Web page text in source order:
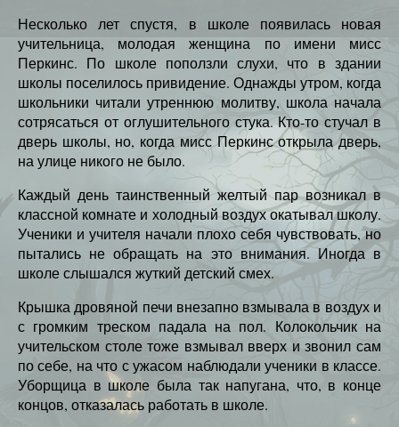
Несколько лет спустя, в школе появилась новая
учительница, молодая женщина по имени мисс
Перкинс. По школе поползли слухи, что в здании
школы поселилось привидение. Однажды утром, когда
школьники читали утреннюю молитву, школа начала
сотрясаться от оглушительного стука. Кто-то стучал в
дверь школы, но, когда мисс Перкинс открыла дверь,
на улице никого не было.
Каждый день таинственный желтый пар возникал в
классной комнате и холодный воздух окатывал школу.
Ученики и учителя начали плохо себя чувствовать, но
пытались не обращать на это внимания. Иногда в
школе слышался жуткий детский смех.
Крышка дровяной печи внезапно взмывала в воздух и
с громким треском падала на пол. Колокольчик на
учительском столе тоже взмывал вверх и звонил сам
по себе, на что с ужасом наблюдали ученики в классе.
Уборщица в школе была так напугана, что, в конце
концов, отказалась работать в школе.